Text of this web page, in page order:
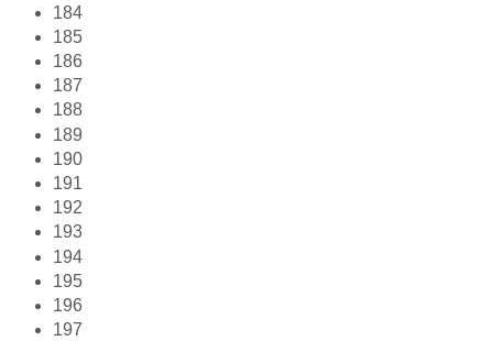
184
185
186
187
188
189
190
191
192
193
194
195
196
197